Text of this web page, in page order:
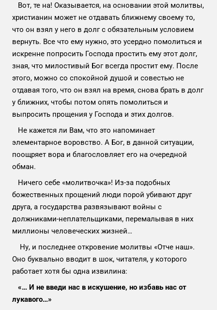
Вот, те на! Оказывается, на основании этой молитвы,
христианин может не отдавать ближнему своему то,
что он взял у него в долг с обязательным условием
вернуть. Все что ему нужно, это усердно помолиться и
искренне попросить Господа простить ему этот долг,
зная, что милостивый Бог всегда простит ему. После
этого, можно со спокойной душой и совестью не
отдавая того, что он взял на время, снова брать в долг
у ближних, чтобы потом опять помолиться и
выпросить прощения у Господа и этих долгов.
Не кажется ли Вам, что это напоминает
элементарное воровство. А Бог, в данной ситуации,
поощряет вора и благословляет его на очередной
обман.
Ничего себе «молитвочка»! Из-за подобных
божественных прощений люди порой убивают друг
друга, а государства развязывают войны с
должниками-неплательщиками, перемалывая в них
миллионы человеческих жизней…
Ну, и последнее откровение молитвы «Отче наш».
Оно буквально вводит в шок, читателя, у которого
работает хотя бы одна извилина:
«… И не введи нас в искушение, но избавь нас от
лукавого…»